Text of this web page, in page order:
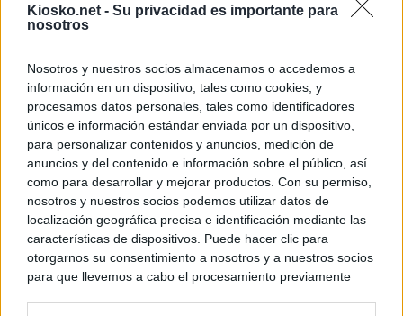
Kiosko.net - Su privacidad es importante para
nosotros
Nosotros y nuestros socios almacenamos o accedemos a
información en un dispositivo, tales como cookies, y
procesamos datos personales, tales como identificadores
únicos e información estándar enviada por un dispositivo,
para personalizar contenidos y anuncios, medición de
anuncios y del contenido e información sobre el público, así
como para desarrollar y mejorar productos. Con su permiso,
nosotros y nuestros socios podemos utilizar datos de
localización geográfica precisa e identificación mediante las
características de dispositivos. Puede hacer clic para
otorgarnos su consentimiento a nosotros y a nuestros socios
para que llevemos a cabo el procesamiento previamente